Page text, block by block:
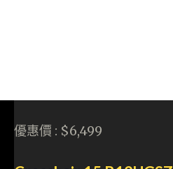
優惠價 : $6,499